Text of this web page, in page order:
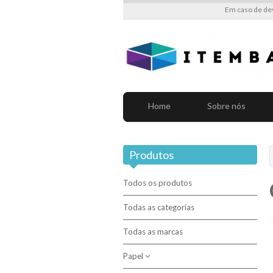
Em caso de
Home Sobre nós
Produtos
Todos os produtos
Todas as categorias
Todas as marcas
Papel